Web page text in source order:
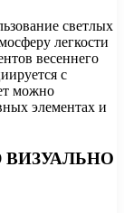
светлых
легкости
весеннего
с
можно
элементах и
ВИЗУАЛЬНО